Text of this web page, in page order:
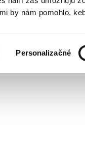
by nám pomohlo,
Personalizačné